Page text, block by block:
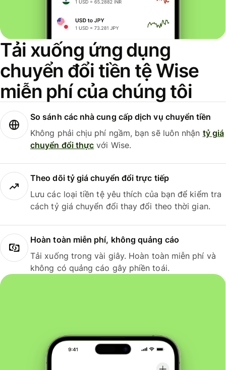
Tải xuống ứng dụng
chuyển đổi tiền tệ Wise
miễn phí của chúng tôi
So sánh các nhà cung cấp dịch vụ chuyển tiền
Không phải chịu phí ngầm, bạn sẽ luôn nhận tỷ giá
chuyển đổi thực với Wise.
Theo dõi tỷ giá chuyển đổi trực tiếp
Lưu các loại tiền tệ yêu thích của bạn để kiểm tra
cách tỷ giá chuyển đổi thay đổi theo thời gian.
Hoàn toàn miễn phí, không quảng cáo
Tải xuống trong vài giây. Hoàn toàn miễn phí và
không có quảng cáo gây phiền toái.